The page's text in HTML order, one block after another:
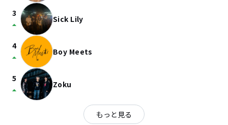
3
arrow_drop_up Sick Lily
4
arrow_drop_up Boy Meets
5
arrow_drop_up Zoku
もっと見る